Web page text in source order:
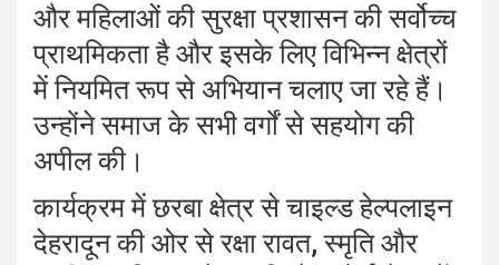
और महिलाओं की सुरक्षा प्रशासन की सर्वोच्च
प्राथमिकता है और इसके लिए विभिन्न क्षेत्रों
में नियमित रूप से अभियान चलाए जा रहे हैं।
उन्होंने समाज के सभी वर्गों से सहयोग की
अपील की।
कार्यक्रम में छरबा क्षेत्र से चाइल्ड हेल्पलाइन
देहरादून की ओर से रक्षा रावत, स्मृति और